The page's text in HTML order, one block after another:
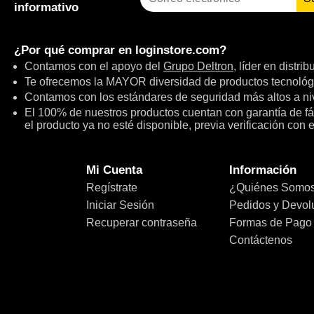
informativo
¿Por qué comprar en loginstore.com?
Contamos con el apoyo del Grupo Deltron, líder en
Te ofrecemos la MAYOR diversidad de productos
Contamos con los estándares de seguridad más altos a
El 100% de nuestros productos cuentan con garantía de
el producto ya no esté disponible, previa verificación con
Mi Cuenta
Regístrate
Iniciar Sesión
Recuperar contraseña
Información
¿Quiénes
Pedidos y
Formas de Pago
Contáctenos